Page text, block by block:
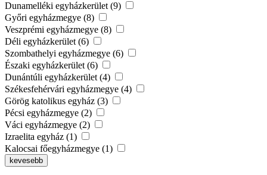
Dunamelléki egyházkerület (9)
Győri egyházmegye (8)
Veszprémi egyházmegye (8)
Déli egyházkerület (6)
Szombathelyi egyházmegye (6)
Északi egyházkerület (6)
Dunántúli egyházkerület (4)
Székesfehérvári egyházmegye (4)
Görög katolikus egyház (3)
Pécsi egyházmegye (2)
Váci egyházmegye (2)
Izraelita egyház (1)
Kalocsai főegyházmegye (1)
kevesebb